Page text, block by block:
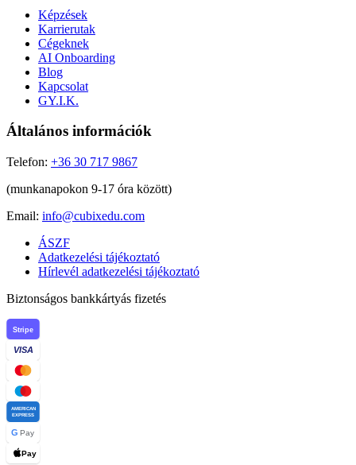
Képzések
Karrierutak
Cégeknek
AI Onboarding
Blog
Kapcsolat
GY.I.K.
Általános információk
Telefon: +36 30 717 9867
(munkanapokon 9-17 óra között)
Email: info@cubixedu.com
ÁSZF
Adatkezelési tájékoztató
Hírlevél adatkezelési tájékoztató
Biztonságos bankkártyás fizetés
Stripe
VISA
AMERICAN
EXPRESS
G Pay
Pay